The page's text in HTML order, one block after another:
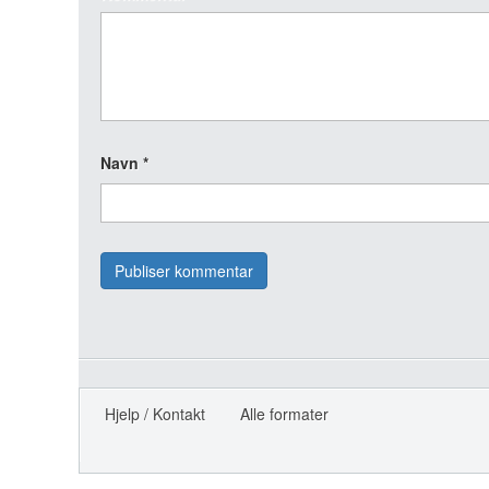
Navn *
Hjelp / Kontakt
Alle formater